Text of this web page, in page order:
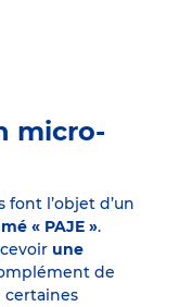
micro-
l’objet d’un
« PAJE ».
une
de
certaines